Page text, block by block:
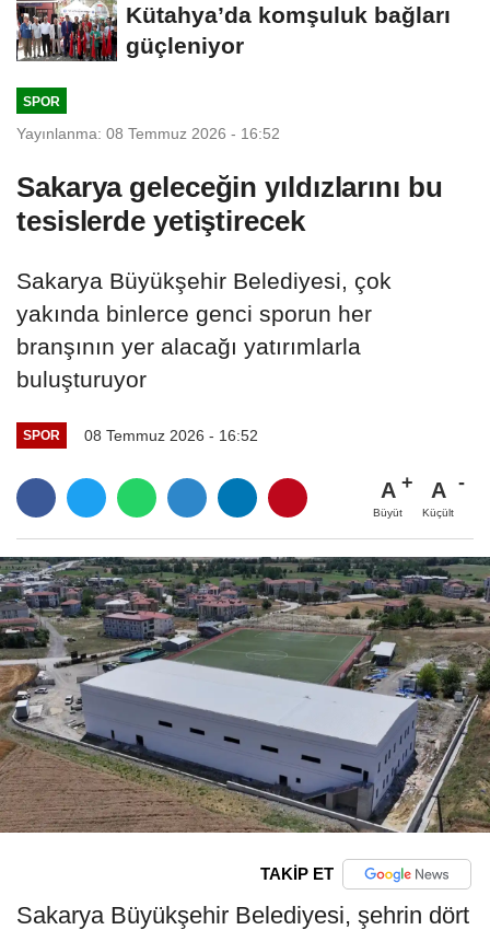
Kütahya’da komşuluk bağları
güçleniyor
SPOR
Yayınlanma: 08 Temmuz 2026 - 16:52
Sakarya geleceğin yıldızlarını bu
tesislerde yetiştirecek
Sakarya Büyükşehir Belediyesi, çok
yakında binlerce genci sporun her
branşının yer alacağı yatırımlarla
buluşturuyor
SPOR 08 Temmuz 2026 - 16:52
A
Büyüt
A
Küçült
TAKİP ET
Sakarya Büyükşehir Belediyesi, şehrin dört